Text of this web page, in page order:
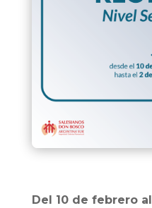
Del 10 de febrero